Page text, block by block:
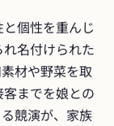
個性を重んじ
名付けられた
材や野菜を取
までを娘との
競演が、家族